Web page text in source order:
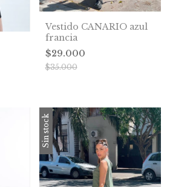
Vestido CANARIO azul
francia
$29.000
$35.000
Sin stock